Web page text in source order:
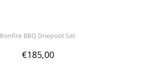
Bonfire BBQ Driepoot Set
€185,00